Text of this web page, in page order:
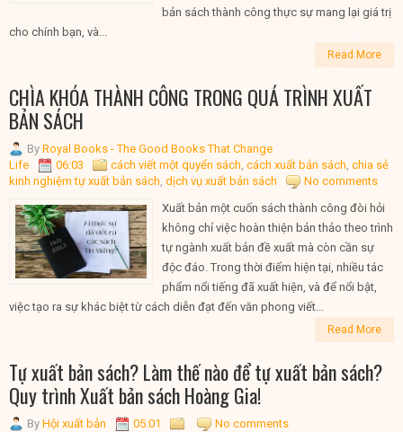
bản sách thành công thực sự mang lại giá trị
cho chính bạn, và...
Read More
CHÌA KHÓA THÀNH CÔNG TRONG QUÁ TRÌNH XUẤT
BẢN SÁCH
By Royal Books - The Good Books That Change
Life
06:03 cách viết một quyển sách, cách xuất bản sách, chia sẻ
kinh nghiệm tự xuất bản sách, dịch vụ xuất bản sách
No comments
Xuất bản một cuốn sách thành công đòi hỏi
không chỉ việc hoàn thiện bản thảo theo trình
tự ngành xuất bản đề xuất mà còn cần sự
độc đáo. Trong thời điểm hiện tại, nhiều tác
phẩm nổi tiếng đã xuất hiện, và để nổi bật,
việc tạo ra sự khác biệt từ cách diễn đạt đến văn phong viết...
Read More
Tự xuất bản sách? Làm thế nào để tự xuất bản sách?
Quy trình Xuất bản sách Hoàng Gia!
By Hội xuất bản 05:01
No comments